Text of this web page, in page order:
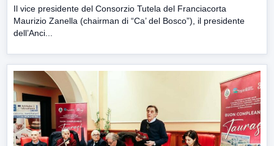
Il vice presidente del Consorzio Tutela del Franciacorta
Maurizio Zanella (chairman di “Ca’ del Bosco”), il presidente
dell’Anci...